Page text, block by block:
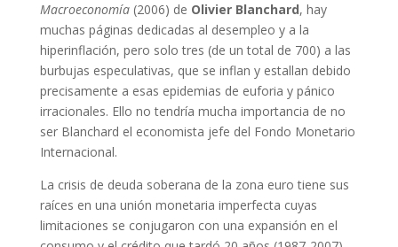
Macroeconomía(2006) de Olivier Blanchard, hay
muchas páginas dedicadas al desempleo y a la
hiperinflación, pero solo tres (de un total de 700) a las
burbujas especulativas, que se inflan y estallan debido
precisamente a esas epidemias de euforia y pánico
irracionales. Ello no tendría mucha importancia de no
ser Blanchard el economista jefe del Fondo Monetario
Internacional.
La crisis de deuda soberana de la zona euro tiene sus
raíces en una unión monetaria imperfecta cuyas
limitaciones se conjugaron con una expansión en el